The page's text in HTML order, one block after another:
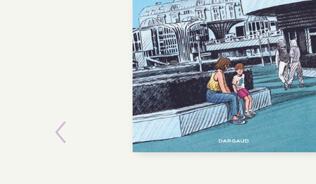
Previous